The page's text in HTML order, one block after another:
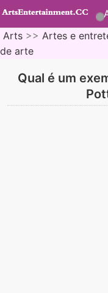
Arts >> Artes e
de arte
Qual é um